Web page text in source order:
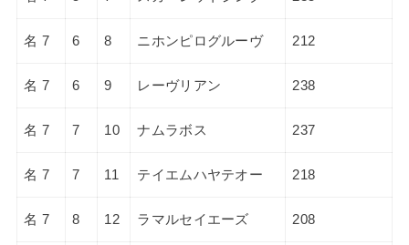
名 7 6 8 ニホンピログルーヴ 212
名 7 6 9 レーヴリアン 238
名 7 7 10 ナムラボス 237
名 7 7 11 テイエムハヤテオー 218
名 7 8 12 ラマルセイエーズ 208